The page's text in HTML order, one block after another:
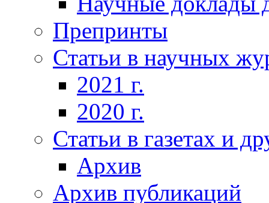
Препринты
Статьи в научных
2021 г.
2020 г.
Статьи в газетах и
Архив
Архив публикаций